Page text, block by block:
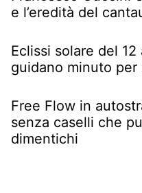
e l’eredità del
Eclissi solare del
guidano minuto per
Free Flow in
senza caselli che
dimentichi